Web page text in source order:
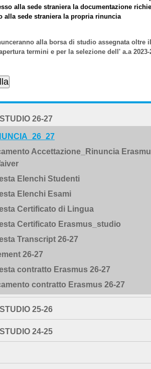
alla sede straniera la documentazione
alla sede straniera la propria rinuncia
alla borsa di studio assegnata
termini e per la selezione dell' a.a 2023-
26-27
Accettazione_Rinuncia
Elenchi Studenti
Elenchi Esami
Certificato di Lingua
Certificato Erasmus_studio
Transcript 26-27
26-27
contratto Erasmus 26-27
contratto Erasmus 26-27
25-26
24-25